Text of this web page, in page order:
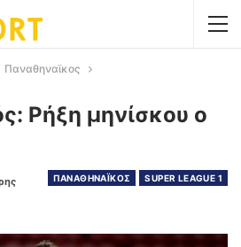
Παναθηναϊκος
Ρήξη μηνίσκου ο
ΠΑΝΑΘΗΝΑΪΚΟΣ SUPER LEAGUE 1